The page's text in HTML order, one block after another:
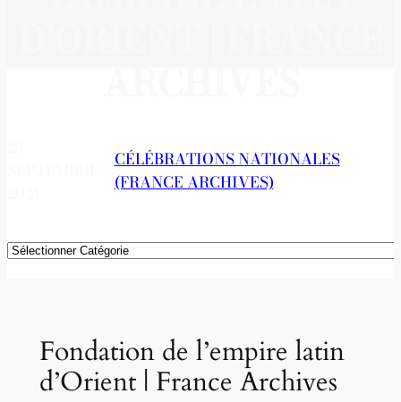
CÉLÉBRATIONS NATIONALES
(FRANCE ARCHIVES)
Catégories
Fondation de l’empire latin
d’Orient | France Archives